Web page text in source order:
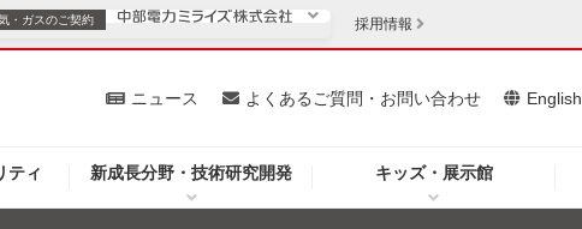
ティ 新成長分野・技術研究開発 キッズ・展示館
ニュース よくあるご質問・お問い合わせ English
内 安定供給
・ガスのご契約
のお客さま 法人のお客さま
採用情報